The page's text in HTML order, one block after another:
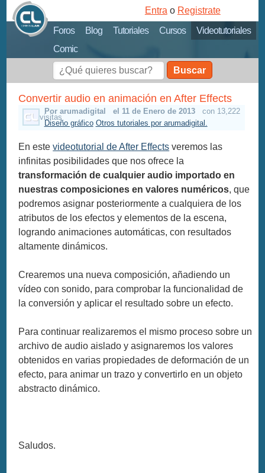
Foros Blog Tutoriales Cursos
Videotutoriales
Comic
Entra o Registrate
Buscar
Convertir audio en animación en After Effects
Por arumadigital el 11 de Enero de 2013 con 13,222
visitas
Diseño gráfico Otros tutoriales por arumadigital.
En estevideotutorial de After Effects veremos las
infinitas posibilidades que nos ofrece la
transformación de cualquier audio importado en
nuestras composiciones en valores numéricos, que
podremos asignar posteriormente a cualquiera de los
atributos de los efectos y elementos de la escena,
logrando animaciones automáticas, con resultados
altamente dinámicos.
Crearemos una nueva composición, añadiendo un
vídeo con sonido, para comprobar la funcionalidad de
la conversión y aplicar el resultado sobre un efecto.
Para continuar realizaremos el mismo proceso sobre un
archivo de audio aislado y asignaremos los valores
obtenidos en varias propiedades de deformación de un
efecto, para animar un trazo y convertirlo en un objeto
abstracto dinámico.
Saludos.